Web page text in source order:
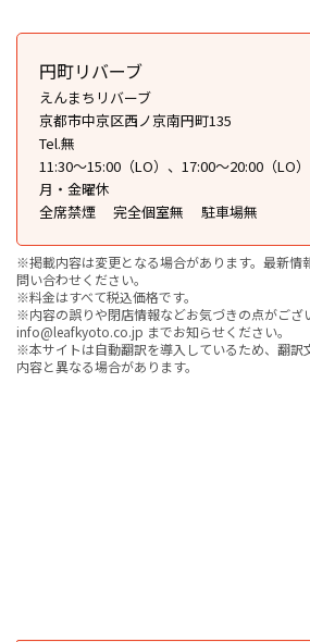
円町リバーブ
えんまちリバーブ
京都市中京区西ノ京南円町135
Tel.無
11:30〜15:00（LO）、17:00～20:00（LO）
月・金曜休
全席禁煙
完全個室無 駐車場無
※掲載内容は変更となる場合があります。最新情
問い合わせください。
※料金はすべて税込価格です。
※内容の誤りや閉店情報などお気づきの点がござ
info@leafkyoto.co.jp までお知らせください。
※本サイトは自動翻訳を導入しているため、翻訳
内容と異なる場合があります。